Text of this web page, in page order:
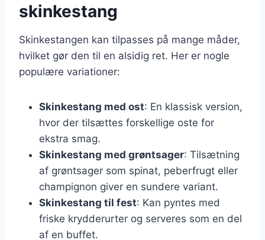
skinkestang
Skinkestangen kan tilpasses på mange måder,
hvilket gør den til en alsidig ret. Her er nogle
populære variationer:
Skinkestang med ost: En klassisk version,
hvor der tilsættes forskellige oste for
ekstra smag.
Skinkestang med grøntsager: Tilsætning
af grøntsager som spinat, peberfrugt eller
champignon giver en sundere variant.
Skinkestang til fest: Kan pyntes med
friske krydderurter og serveres som en del
af en buffet.